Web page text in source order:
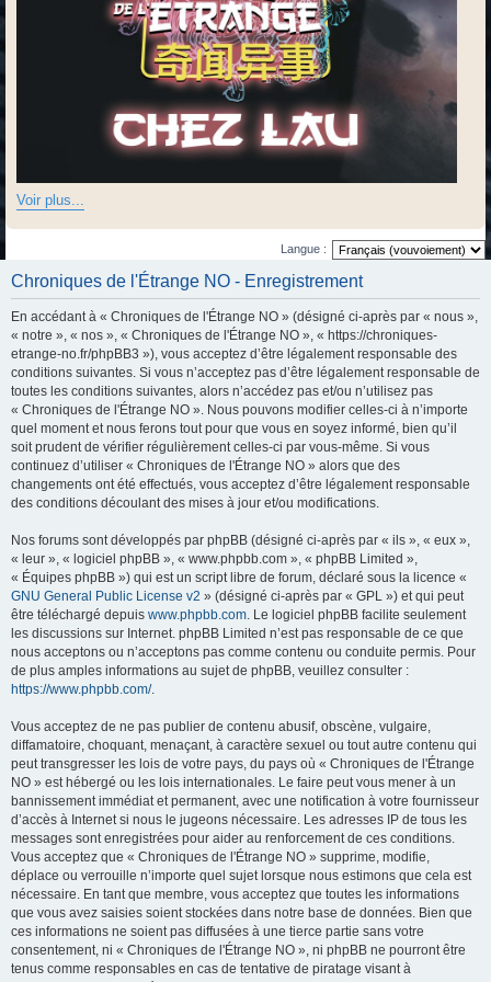
Voir plus...
Langue :
Chroniques de l'Étrange NO - Enregistrement
En accédant à « Chroniques de l'Étrange NO » (désigné ci-après par « nous »,
« notre », « nos », « Chroniques de l'Étrange NO », « https://chroniques-
etrange-no.fr/phpBB3 »), vous acceptez d’être légalement responsable des
conditions suivantes. Si vous n’acceptez pas d’être légalement responsable de
toutes les conditions suivantes, alors n’accédez pas et/ou n’utilisez pas
« Chroniques de l'Étrange NO ». Nous pouvons modifier celles-ci à n’importe
quel moment et nous ferons tout pour que vous en soyez informé, bien qu’il
soit prudent de vérifier régulièrement celles-ci par vous-même. Si vous
continuez d’utiliser « Chroniques de l'Étrange NO » alors que des
changements ont été effectués, vous acceptez d’être légalement responsable
des conditions découlant des mises à jour et/ou modifications.
Nos forums sont développés par phpBB (désigné ci-après par « ils », « eux »,
« leur », « logiciel phpBB », « www.phpbb.com », « phpBB Limited »,
« Équipes phpBB ») qui est un script libre de forum, déclaré sous la licence «
GNU General Public License v2 » (désigné ci-après par « GPL ») et qui peut
être téléchargé depuis www.phpbb.com . Le logiciel phpBB facilite seulement
les discussions sur Internet. phpBB Limited n’est pas responsable de ce que
nous acceptons ou n’acceptons pas comme contenu ou conduite permis. Pour
de plus amples informations au sujet de phpBB, veuillez consulter :
https://www.phpbb.com/.
Vous acceptez de ne pas publier de contenu abusif, obscène, vulgaire,
diffamatoire, choquant, menaçant, à caractère sexuel ou tout autre contenu qui
peut transgresser les lois de votre pays, du pays où « Chroniques de l'Étrange
NO » est hébergé ou les lois internationales. Le faire peut vous mener à un
bannissement immédiat et permanent, avec une notification à votre fournisseur
d’accès à Internet si nous le jugeons nécessaire. Les adresses IP de tous les
messages sont enregistrées pour aider au renforcement de ces conditions.
Vous acceptez que « Chroniques de l'Étrange NO » supprime, modifie,
déplace ou verrouille n’importe quel sujet lorsque nous estimons que cela est
nécessaire. En tant que membre, vous acceptez que toutes les informations
que vous avez saisies soient stockées dans notre base de données. Bien que
ces informations ne soient pas diffusées à une tierce partie sans votre
consentement, ni « Chroniques de l'Étrange NO », ni phpBB ne pourront être
tenus comme responsables en cas de tentative de piratage visant à